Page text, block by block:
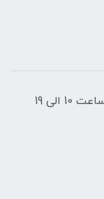
ساعات کاری: روزهای شنبه تا چهارشنبه از ساعت 10 الی 19